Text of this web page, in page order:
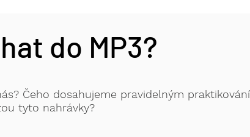
do MP3?
Čeho dosahujeme pravidelným
tyto nahrávky?